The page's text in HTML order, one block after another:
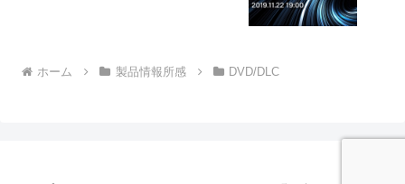
ホーム 製品情報所感 DVD/DLC